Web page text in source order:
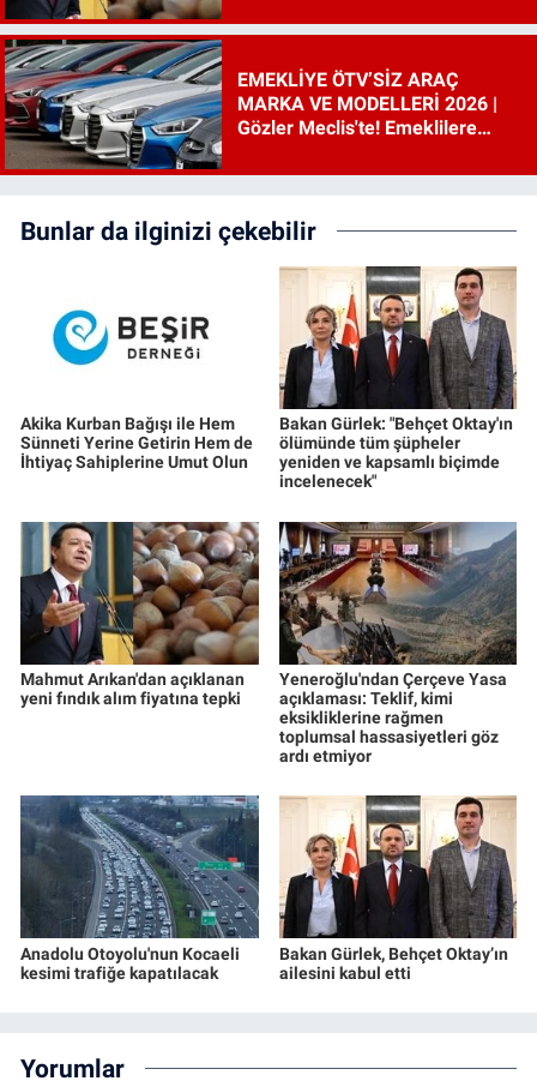
EMEKLİYE ÖTV’SİZ ARAÇ
MARKA VE MODELLERİ 2026 |
Gözler Meclis'te! Emeklilere
ne?
Bunlar da ilginizi çekebilir
Akika Kurban Bağışı ile Hem
Sünneti Yerine Getirin Hem de
İhtiyaç Sahiplerine Umut Olun
Bakan Gürlek: "Behçet Oktay'ın
ölümünde tüm şüpheler
yeniden ve kapsamlı biçimde
incelenecek"
Mahmut Arıkan'dan açıklanan
yeni fındık alım fiyatına tepki
Yeneroğlu'ndan Çerçeve Yasa
açıklaması: Teklif, kimi
eksikliklerine rağmen
toplumsal hassasiyetleri göz
ardı etmiyor
Anadolu Otoyolu'nun Kocaeli
kesimi trafiğe kapatılacak
Bakan Gürlek, Behçet Oktay’ın
ailesini kabul etti
Yorumlar